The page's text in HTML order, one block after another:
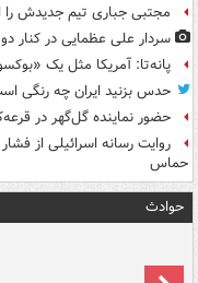
مجتبی جباری تیم جدیدش را
سردار علی عظمایی در کنار
پانه‌تا: آمریکا مثل یک
حدس بزنید ایران چه رنگی
حضور نماینده گل‌گهر در
روایت رسانه اسرائیلی از
حماس
حوادث